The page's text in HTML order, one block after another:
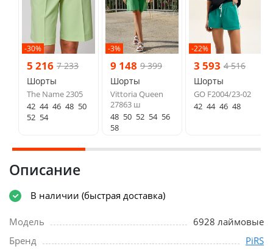
-30%
5 216 7 233
Шорты
The Name 2305
42 44 46 48 50
52 54
-3%
9 148 9 399
Шорты
Vittoria Queen
27863 ш
48 50 52 54 56
58
-22%
3 593 4 516
Шорты
GO F2004/23-02
42 44 46 48
Описание
В наличии (быстрая доставка)
Модель
6928 лаймовые
Бренд
PiRS